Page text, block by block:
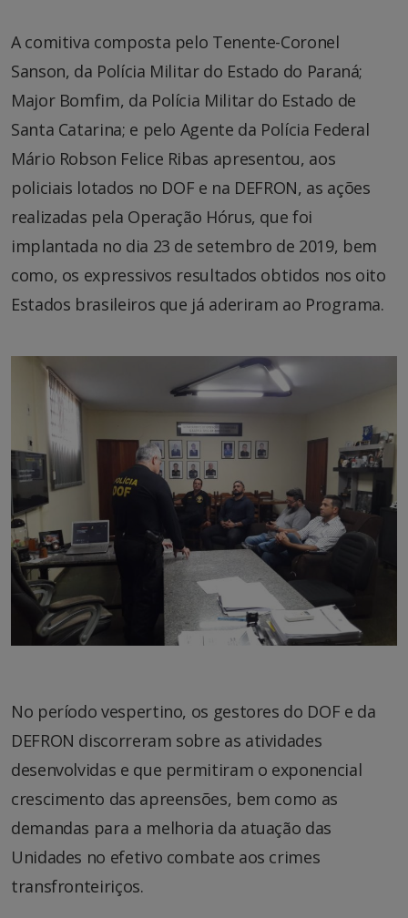
A comitiva composta pelo Tenente-Coronel
Sanson, da Polícia Militar do Estado do Paraná;
Major Bomfim, da Polícia Militar do Estado de
Santa Catarina; e pelo Agente da Polícia Federal
Mário Robson Felice Ribas apresentou, aos
policiais lotados no DOF e na DEFRON, as ações
realizadas pela Operação Hórus, que foi
implantada no dia 23 de setembro de 2019, bem
como, os expressivos resultados obtidos nos oito
Estados brasileiros que já aderiram ao Programa.
No período vespertino, os gestores do DOF e da
DEFRON discorreram sobre as atividades
desenvolvidas e que permitiram o exponencial
crescimento das apreensões, bem como as
demandas para a melhoria da atuação das
Unidades no efetivo combate aos crimes
transfronteiriços.